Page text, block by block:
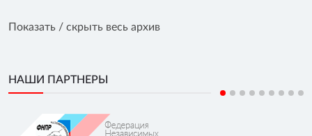
Показать / скрыть весь архив
НАШИ ПАРТНЕРЫ